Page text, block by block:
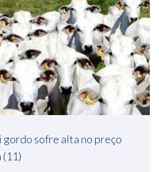
sofre alta no preço